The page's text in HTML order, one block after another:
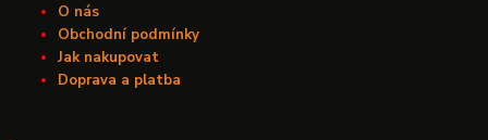
O nás
Obchodní podmínky
Jak nakupovat
Doprava a platba